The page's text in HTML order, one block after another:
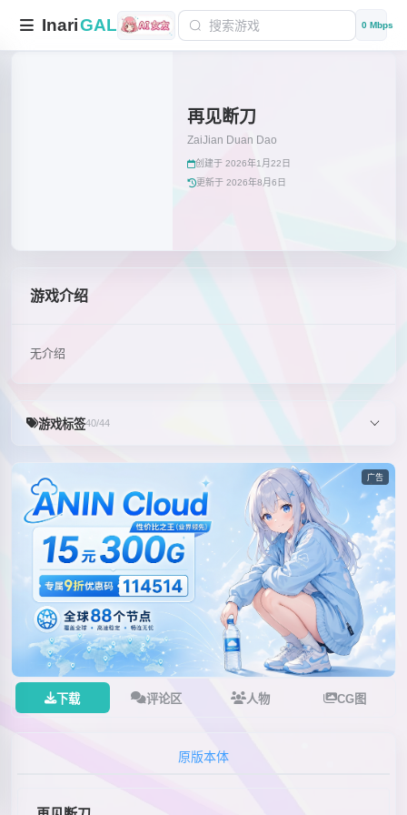
InariGAL 0 Mbps
再见断刀
ZaiJian Duan Dao
创建于 2026年1月22日
更新于 2026年8月6日
游戏介绍
无介绍
游戏标签40/44
广告
下载 评论区 人物 CG图
原版本体